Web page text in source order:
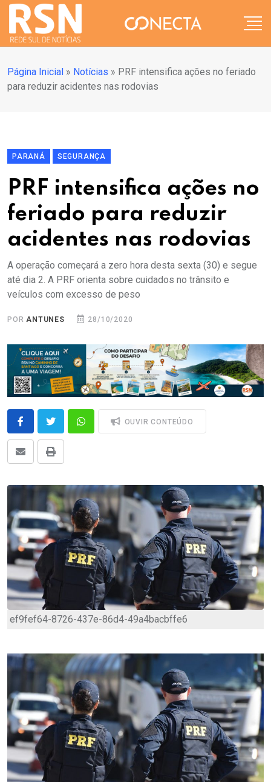
Página Inicial » Notícias » PRF intensifica ações no feriado
para reduzir acidentes nas rodovias
PARANÁ SEGURANÇA
PRF intensifica ações no
feriado para reduzir
acidentes nas rodovias
A operação começará a zero hora desta sexta (30) e segue
até dia 2. A PRF orienta sobre cuidados no trânsito e
veículos com excesso de peso
PORANTUNES 28/10/2020
OUVIR CONTEÚDO
ef9fef64-8726-437e-86d4-49a4bacbffe6